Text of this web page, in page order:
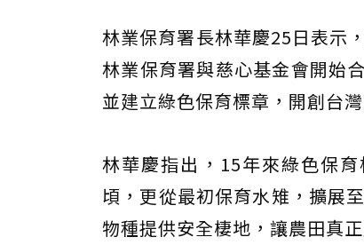
林業保育署長林華慶25日表示
林業保育署與慈心基金會開始
並建立綠色保育標章，開創台
林華慶指出，15年來綠色保
頃，更從最初保育水雉，擴展
物種提供安全棲地，讓農田真